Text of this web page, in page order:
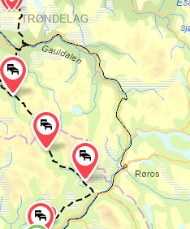
Det gamle
stående kirke
siden.
asfaltvei fram til man
nordover. Etter å ha
forbi Øfsti
på tydelig sti.
og over
elven Sevilla, før du